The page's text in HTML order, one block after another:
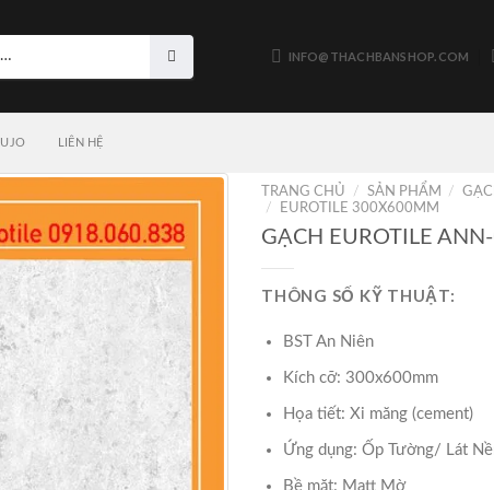
INFO@THACHBANSHOP.COM
LUJO LIÊN HỆ
TRANG CHỦ / SẢN PHẨM /
/
EUROTILE 300X600MM
GẠCH EUROTILE
THÔNG SỐ KỸ THUẬT:
BST An Niên
Kích cỡ: 300x600mm
Họa tiết: Xi măng (cement)
Ứng dụng: Ốp Tường/ Lát
Bề mặt: Matt Mờ